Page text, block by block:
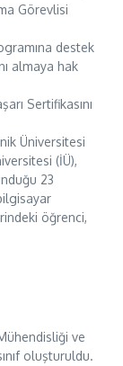
Görevlisi
destek
almaya hak
Sertifikasını
Üniversitesi
(İÜ),
23
öğrenci,
ve
oluşturuldu.